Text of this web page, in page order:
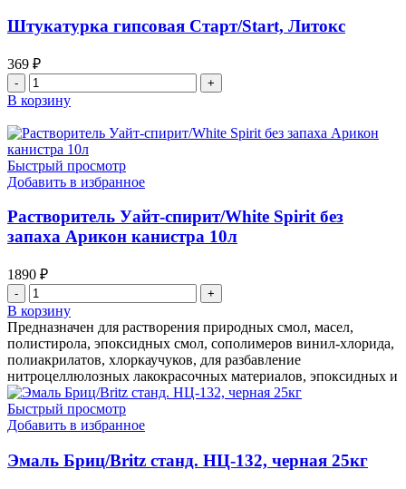
Штукатурка гипсовая Старт/Start, Литокс
369 ₽
Количество
товара
Штукатурка
гипсовая
Старт/Start,
Литокс
В корзину
Быстрый просмотр
Добавить в избранное
Растворитель Уайт-спирит/White Spirit без
запаха Арикон канистра 10л
1890 ₽
Количество
товара
Растворитель
Уайт-
спирит/White
Spirit
без
запаха
Арикон
В корзину
Предназначен для растворения природных смол, масел,
полистирола, эпоксидных смол, сополимеров винил-хлорида,
полиакрилатов, хлоркаучуков, для разбавление
нитроцеллюлозных лакокрасочных материалов, эпоксидных и
Быстрый просмотр
Добавить в избранное
Эмаль Бриц/Britz станд. НЦ-132, черная 25кг